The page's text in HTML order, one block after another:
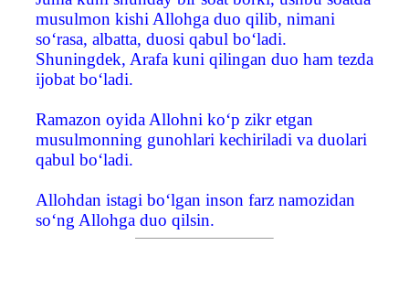
musulmon kishi Allohga duo qilib, nimani
so‘rasa, albatta, duosi qabul bo‘ladi.
Shuningdek, Arafa kuni qilingan duo ham tezda
ijobat bo‘ladi.
Ramazon oyida Allohni ko‘p zikr etgan
musulmonning gunohlari kechiriladi va duolari
qabul bo‘ladi.
Allohdan istagi bo‘lgan inson farz namozidan
so‘ng Allohga duo qilsin.